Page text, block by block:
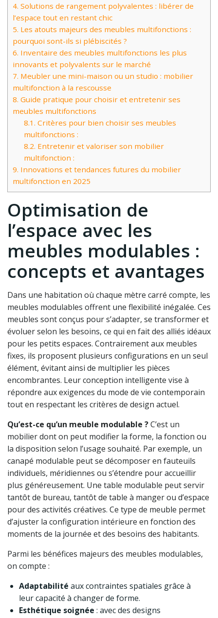
4. Solutions de rangement polyvalentes : libérer de
l’espace tout en restant chic
5. Les atouts majeurs des meubles multifonctions :
pourquoi sont-ils si plébiscités ?
6. Inventaire des meubles multifonctions les plus
innovants et polyvalents sur le marché
7. Meubler une mini-maison ou un studio : mobilier
multifonction à la rescousse
8. Guide pratique pour choisir et entretenir ses
meubles multifonctions
8.1. Critères pour bien choisir ses meubles
multifonctions :
8.2. Entretenir et valoriser son mobilier
multifonction :
9. Innovations et tendances futures du mobilier
multifonction en 2025
Optimisation de
l’espace avec les
meubles modulables :
concepts et avantages
Dans une habitation où chaque mètre carré compte, les
meubles modulables offrent une flexibilité inégalée. Ces
meubles sont conçus pour s’adapter, se transformer et
évoluer selon les besoins, ce qui en fait des alliés idéaux
pour les petits espaces. Contrairement aux meubles
fixes, ils proposent plusieurs configurations en un seul
élément, évitant ainsi de multiplier les pièces
encombrantes. Leur conception intelligente vise à
répondre aux exigences du mode de vie contemporain
tout en respectant les critères de design actuel.
Qu’est-ce qu’un meuble modulable ?C’est un
mobilier dont on peut modifier la forme, la fonction ou
la disposition selon l’usage souhaité. Par exemple, un
canapé modulable peut se décomposer en fauteuils
individuels, méridiennes ou s’étendre pour accueillir
plus généreusement. Une table modulable peut servir
tantôt de bureau, tantôt de table à manger ou d’espace
pour des activités créatives. Ce type de meuble permet
d’ajuster la configuration intérieure en fonction des
moments de la journée et des besoins des habitants.
Parmi les bénéfices majeurs des meubles modulables,
on compte :
Adaptabilité aux contraintes spatiales grâce à
leur capacité à changer de forme.
Esthétique soignée : avec des designs